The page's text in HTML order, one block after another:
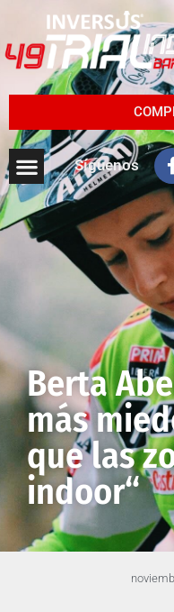
Síguenos
Berta
más
que las
indoor“